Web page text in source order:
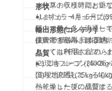
オーストラリアにおい
ァ牧草の収穫時期と重
りますが、4月~5月に
り、ステーショナリー
保管できる為、ほぼ1
形状
●レギュラーキューブ
国内で最も多く流通し
接農家で利用される他
としても利用されてい
●ミニキューブ
国内で流通しているも
熱乾燥した後に成型す
輸出形態(コンテナ)
(1)バラ積み→日本国内
もしくはPP袋に詰めら
(2)現地フレコン
(3)現地PP袋
品質
ヘイキューブの品質は